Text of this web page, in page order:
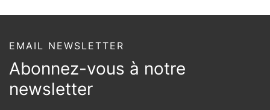
EMAIL NEWSLETTER
Abonnez-vous à notre
newsletter